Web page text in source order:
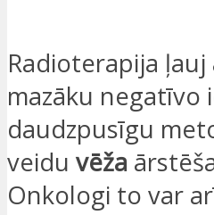
Radioterapija ļauj
mazāku negatīvo
daudzpusīgu
veidu vēža
Onkologi to var